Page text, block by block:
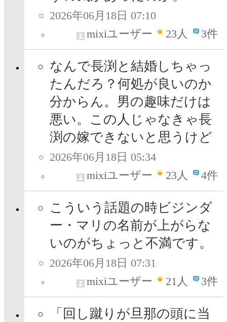
2026年06月18日 07:10
mixiユーザー
23人 3件
なんで長渕と結婚しちゃっ
たんだろ？何処が良いのか
分からん。男の趣味だけは
悪い。この人じゃなきゃ長
渕の嫁できないと思うけど
2026年06月18日 05:34
mixiユーザー
23人 4件
こういう話題の時ビジンダ
ー・マリの名前が上がらな
いのがちょっと不満です。
2026年06月18日 07:31
mixiユーザー
21人 3件
「回し蹴りが旦那の頭に当